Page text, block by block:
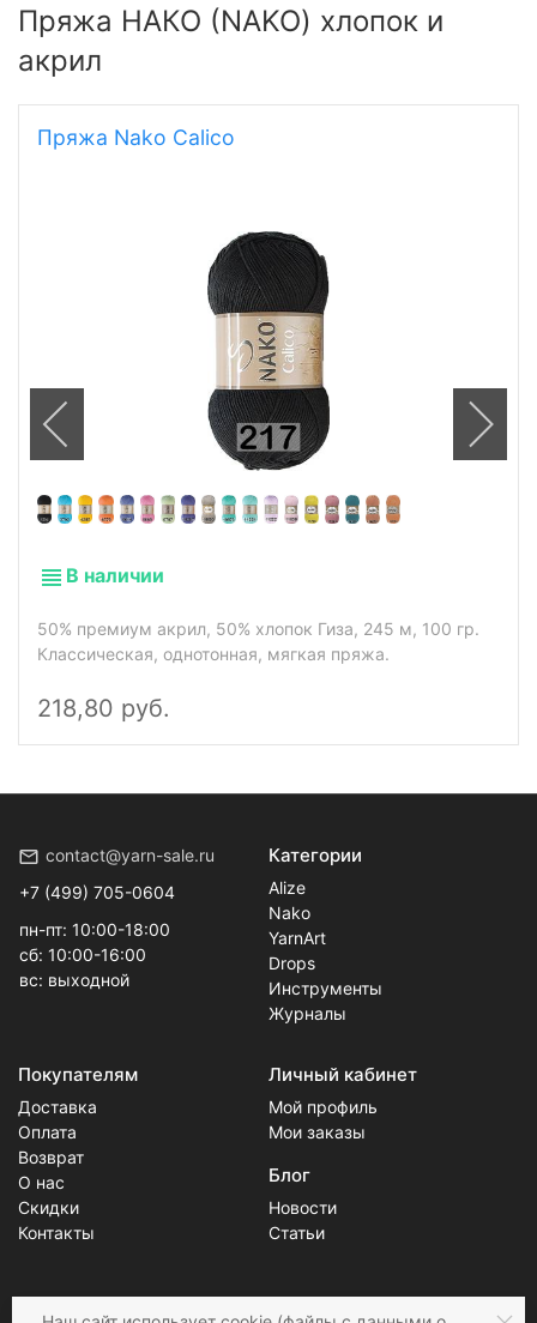
Пряжа НАКО (NAKO) хлопок и
акрил
Пряжа Nako Calico
В наличии
50% премиум акрил, 50% хлопок Гиза, 245 м, 100 гр.
Классическая, однотонная, мягкая пряжа.
218,80 руб.
contact@yarn-sale.ru
+7 (499) 705-0604
пн-пт: 10:00-18:00
сб: 10:00-16:00
вс: выходной
Категории
Alize
Nako
YarnArt
Drops
Инструменты
Журналы
Покупателям
Доставка
Оплата
Возврат
О нас
Скидки
Контакты
Личный кабинет
Мой профиль
Мои заказы
Блог
Новости
Статьи